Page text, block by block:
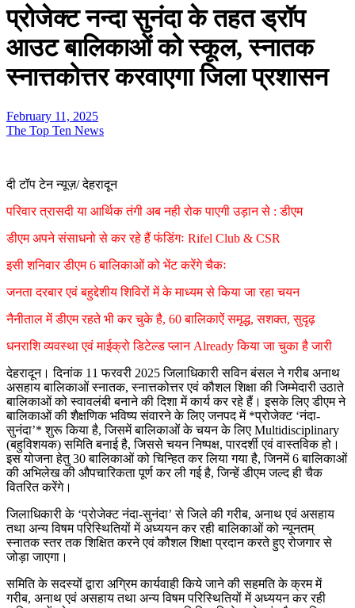
प्रोजेक्ट नन्दा सुनंदा के तहत ड्रॉप
आउट बालिकाओं को स्कूल, स्नातक
स्नात्तकोत्तर करवाएगा जिला प्रशासन
February 11, 2025
The Top Ten News
दी टॉप टेन न्यूज़/ देहरादून
परिवार त्रासदी या आर्थिक तंगी अब नही रोक पाएगी उड़ान से : डीएम
डीएम अपने संसाधनो से कर रहे हैं फंडिंगः Rifel Club & CSR
इसी शनिवार डीएम 6 बालिकाओं को भेंट करेंगे चैकः
जनता दरबार एवं बहुद्देशीय शिविरों में के माध्यम से किया जा रहा चयन
नैनीताल में डीएम रहते भी कर चुके है, 60 बालिकाऐं समृद्ध, सशक्त, सुदृढ़
धनराशि व्यवस्था एवं माईक्रो डिटेल्ड प्लान Already किया जा चुका है जारी
देहरादून। दिनांक 11 फरवरी 2025 जिलाधिकारी सविन बंसल ने गरीब अनाथ
असहाय बालिकाओं स्नातक, स्नात्तकोत्तर एवं कौशल शिक्षा की जिम्मेदारी उठाते
बालिकाओं को स्वावलंबी बनाने की दिशा में कार्य कर रहे हैं। इसके लिए डीएम ने
बालिकाओं की शैक्षणिक भविष्य संवारने के लिए जनपद में *प्रोजेक्ट ‘नंदा-
सुनंदा’* शुरू किया है, जिसमें बालिकाओं के चयन के लिए Multidisciplinary
(बहुविशयक) समिति बनाई है, जिससे चयन निष्पक्ष, पारदर्शी एवं वास्तविक हो।
इस योजना हेतु 30 बालिकाओं को चिन्हित कर लिया गया है, जिनमें 6 बालिकाओं
की अभिलेख की औपचारिकता पूर्ण कर ली गई है, जिन्हें डीएम जल्द ही चैक
वितरित करेंगे।
जिलाधिकारी के ‘प्रोजेक्ट नंदा-सुनंदा’ से जिले की गरीब, अनाथ एवं असहाय
तथा अन्य विषम परिस्थितियों में अध्ययन कर रही बालिकाओं को न्यूनतम्
स्नातक स्तर तक शिक्षित करने एवं कौशल शिक्षा प्रदान करते हुए रोजगार से
जोड़ा जाएगा।
समिति के सदस्यों द्वारा अग्रिम कार्यवाही किये जाने की सहमति के क्रम में
गरीब, अनाथ एवं असहाय तथा अन्य विषम परिस्थितियों में अध्ययन कर रही